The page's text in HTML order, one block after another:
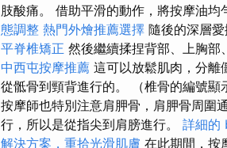
肢酸痛。 借助平滑的動作，將按摩油均
態調整 熱門外燴推薦選擇 隨後的深層
平脊椎矯正 然後繼續揉捏背部、上胸部
中西屯按摩推薦 這可以放鬆肌肉，分離
從骶骨到頸背進行的。 （椎骨的編號顯
按摩師也特別注意肩胛骨，肩胛骨周圍
行，所以是從指尖到肩膀進行。 詳細的
解決方案，重拾光滑肌膚 在此期間，按